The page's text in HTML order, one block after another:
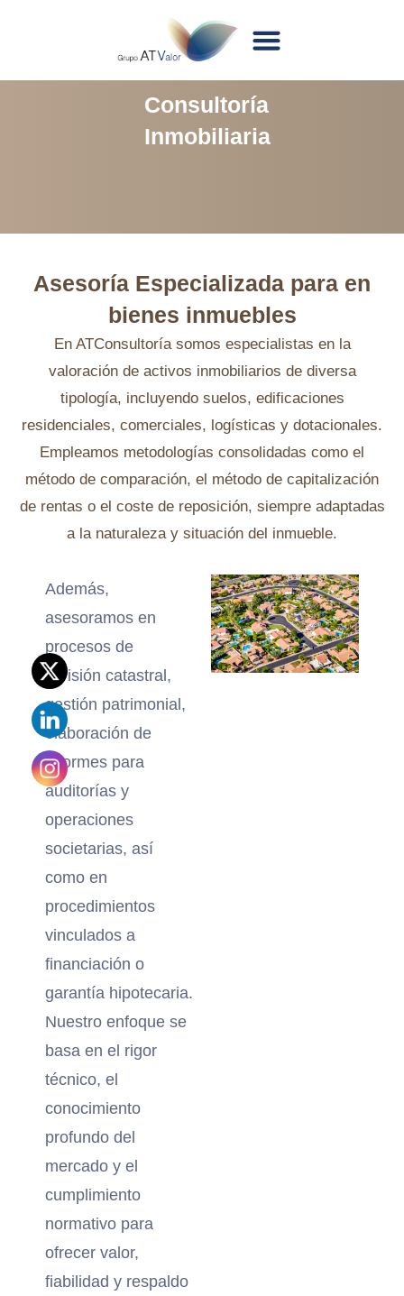
Consultoría
Inmobiliaria
Asesoría Especializada para en
bienes inmuebles
En ATConsultoría somos especialistas en la
valoración de activos inmobiliarios de diversa
tipología, incluyendo suelos, edificaciones
residenciales, comerciales, logísticas y dotacionales.
Empleamos metodologías consolidadas como el
método de comparación, el método de capitalización
de rentas o el coste de reposición, siempre adaptadas
a la naturaleza y situación del inmueble.
Además,
asesoramos en
procesos de
revisión catastral,
gestión patrimonial,
elaboración de
informes para
auditorías y
operaciones
societarias, así
como en
procedimientos
vinculados a
financiación o
garantía hipotecaria.
Nuestro enfoque se
basa en el rigor
técnico, el
conocimiento
profundo del
mercado y el
cumplimiento
normativo para
ofrecer valor,
fiabilidad y respaldo